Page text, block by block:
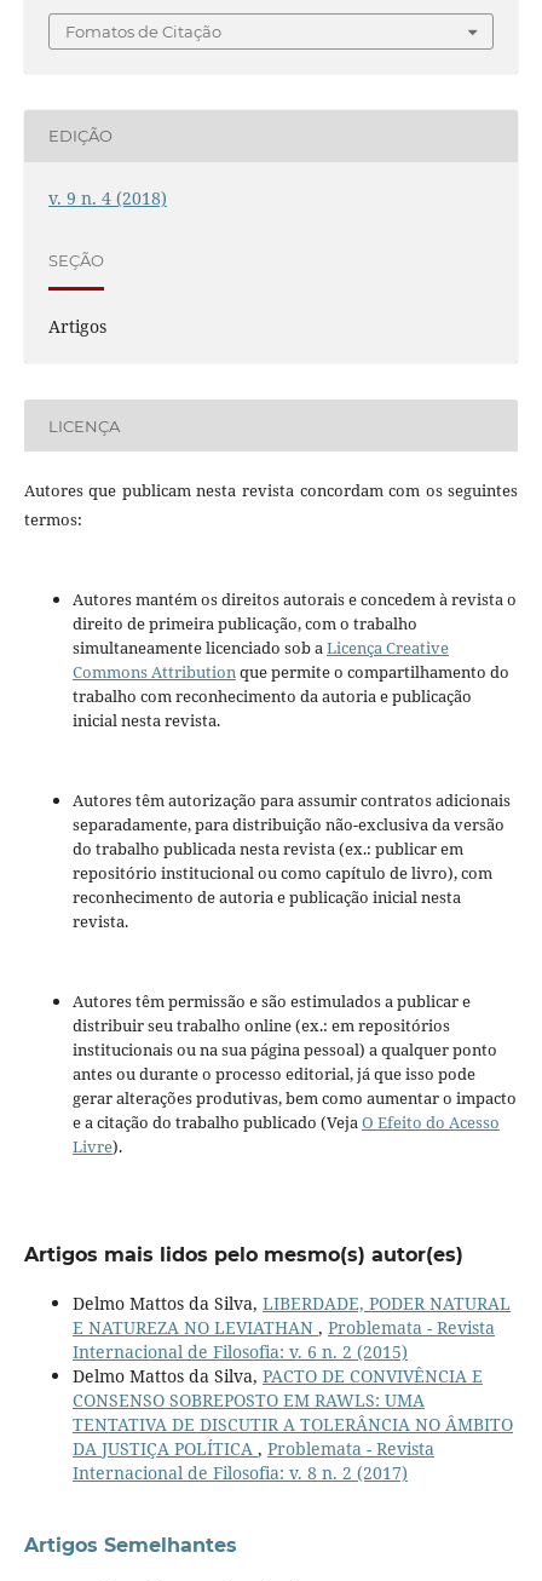
Fomatos de Citação
EDIÇÃO
v. 9 n. 4 (2018)
SEÇÃO
Artigos
LICENÇA
Autores que publicam nesta revista concordam com os seguintes
termos:
Autores mantém os direitos autorais e concedem à revista o
direito de primeira publicação, com o trabalho
simultaneamente licenciado sob aLicença Creative
Commons Attributionque permite o compartilhamento do
trabalho com reconhecimento da autoria e publicação
inicial nesta revista.
Autores têm autorização para assumir contratos adicionais
separadamente, para distribuição não-exclusiva da versão
do trabalho publicada nesta revista (ex.: publicar em
repositório institucional ou como capítulo de livro), com
reconhecimento de autoria e publicação inicial nesta
revista.
Autores têm permissão e são estimulados a publicar e
distribuir seu trabalho online (ex.: em repositórios
institucionais ou na sua página pessoal) a qualquer ponto
antes ou durante o processo editorial, já que isso pode
gerar alterações produtivas, bem como aumentar o impacto
e a citação do trabalho publicado (VejaO Efeito do Acesso
Livre).
Artigos mais lidos pelo mesmo(s) autor(es)
Delmo Mattos da Silva, LIBERDADE, PODER NATURAL
E NATUREZA NO LEVIATHAN , Problemata - Revista
Internacional de Filosofia: v. 6 n. 2 (2015)
Delmo Mattos da Silva, PACTO DE CONVIVÊNCIA E
CONSENSO SOBREPOSTO EM RAWLS: UMA
TENTATIVA DE DISCUTIR A TOLERÂNCIA NO ÂMBITO
DA JUSTIÇA POLÍTICA , Problemata - Revista
Internacional de Filosofia: v. 8 n. 2 (2017)
Artigos Semelhantes